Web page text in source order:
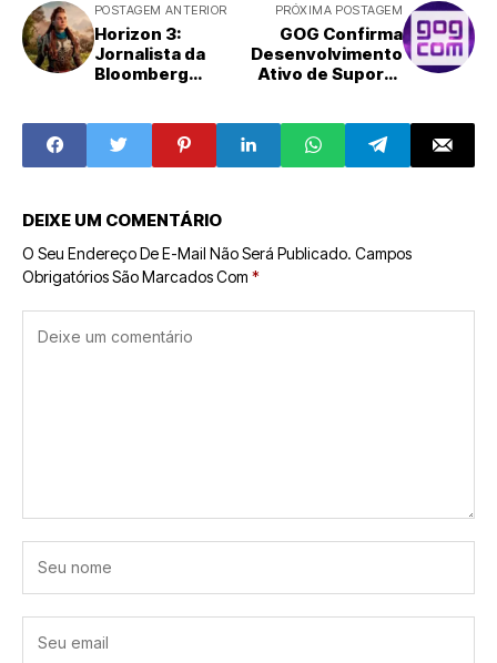
POSTAGEM ANTERIOR
Horizon 3:
Jornalista da
Bloomberg
Próximo Capítulo
Principal
PRÓXIMA POSTAGEM
GOG Confirma
Desenvolvimento
Ativo de Suporte
DEIXE UM COMENTÁRIO
O Seu Endereço De E-Mail Não Será Publicado. Campos
Obrigatórios São Marcados Com *